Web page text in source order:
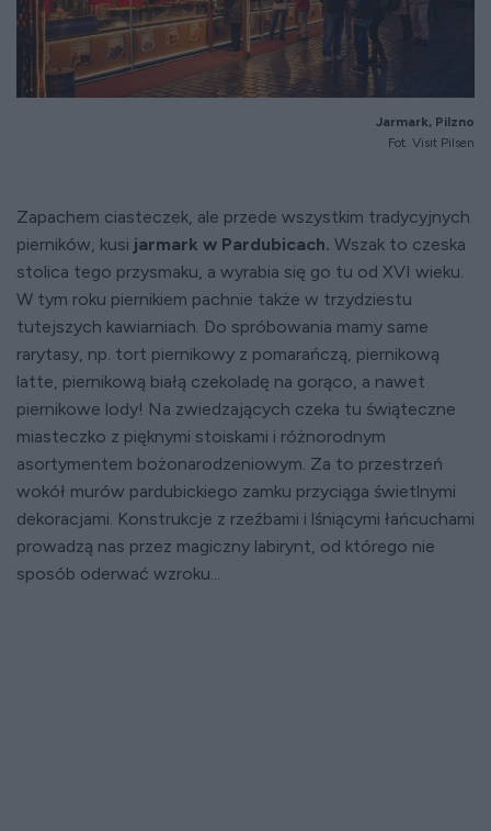
Jarmark, Pilzno
Fot. Visit Pilsen
Zapachem ciasteczek, ale przede wszystkim tradycyjnych
pierników, kusi jarmark w Pardubicach. Wszak to czeska
stolica tego przysmaku, a wyrabia się go tu od XVI wieku.
W tym roku piernikiem pachnie także w trzydziestu
tutejszych kawiarniach. Do spróbowania mamy same
rarytasy, np. tort piernikowy z pomarańczą, piernikową
latte, piernikową białą czekoladę na gorąco, a nawet
piernikowe lody! Na zwiedzających czeka tu świąteczne
miasteczko z pięknymi stoiskami i różnorodnym
asortymentem bożonarodzeniowym. Za to przestrzeń
wokół murów pardubickiego zamku przyciąga świetlnymi
dekoracjami. Konstrukcje z rzeźbami i lśniącymi łańcuchami
prowadzą nas przez magiczny labirynt, od którego nie
sposób oderwać wzroku...